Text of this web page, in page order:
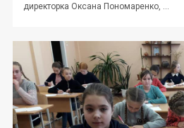
директорка Оксана Пономаренко, ...